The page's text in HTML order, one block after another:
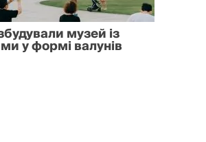
музей із
у формі валунів